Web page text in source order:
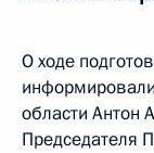
О ходе
области Антон
Председателя